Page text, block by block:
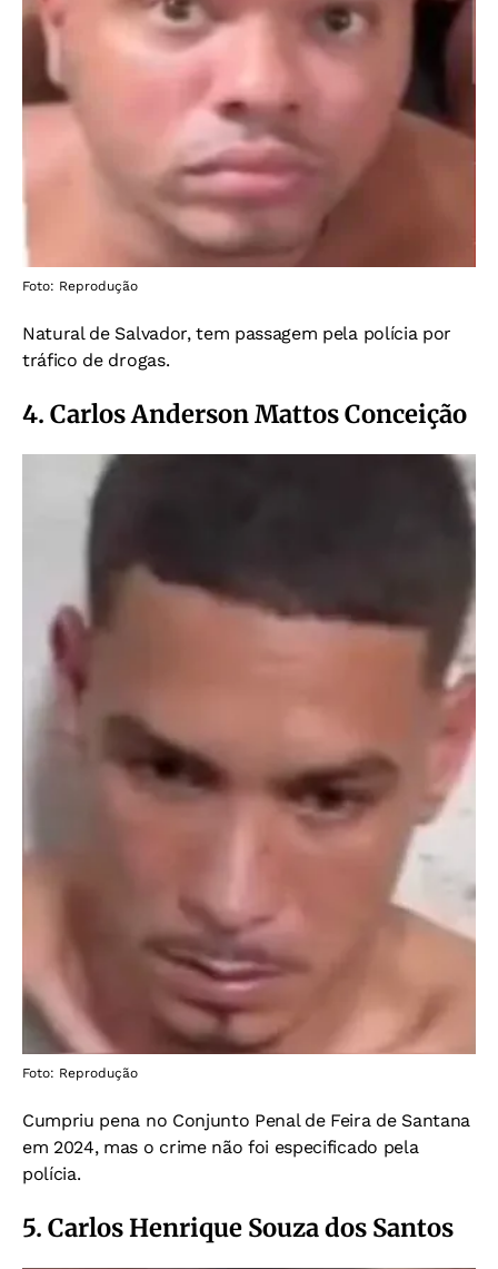
Foto: Reprodução
Natural de Salvador, tem passagem pela polícia por
tráfico de drogas.
4. Carlos Anderson Mattos Conceição
Foto: Reprodução
Cumpriu pena no Conjunto Penal de Feira de Santana
em 2024, mas o crime não foi especificado pela
polícia.
5. Carlos Henrique Souza dos Santos